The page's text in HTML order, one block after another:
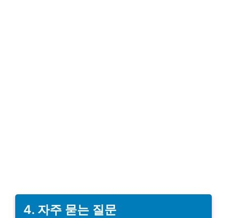
4. 자주 묻는 질문